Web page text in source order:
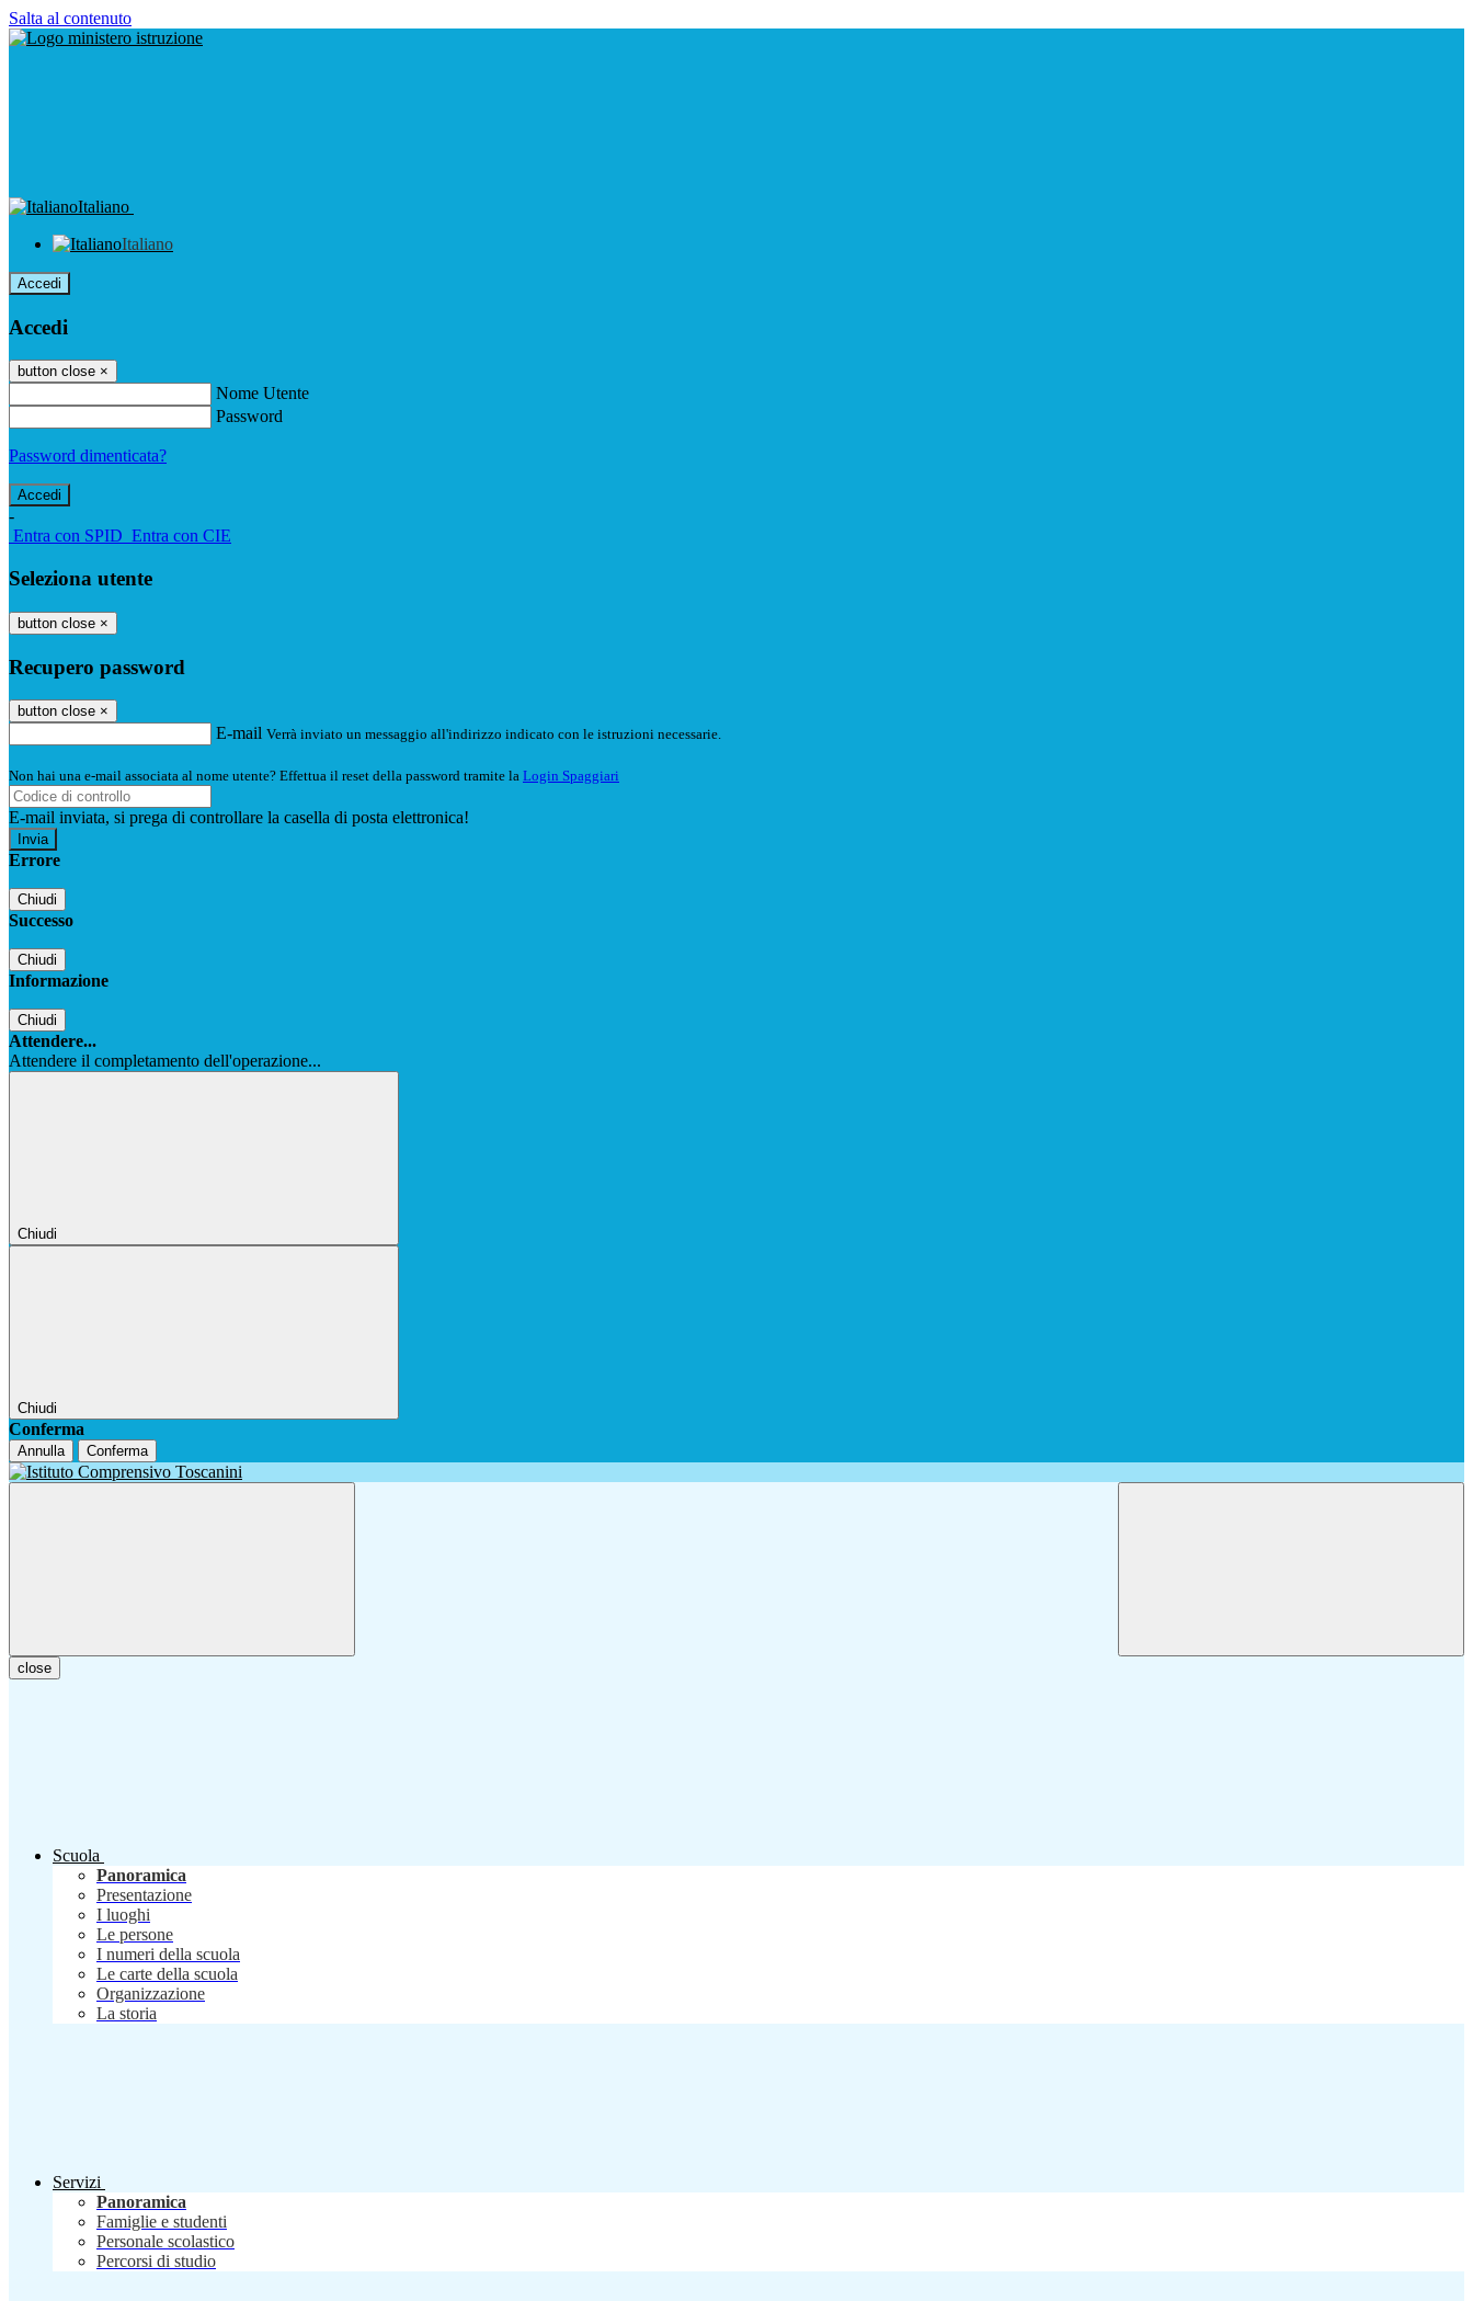
Salta al contenuto
Italiano
Italiano
Accedi
Accedi
button close ×
Nome Utente
Password
Password dimenticata?
-
Entra con SPID Entra con CIE
Seleziona utente
button close ×
Recupero password
button close ×
E-mail Verrà inviato un messaggio all'indirizzo indicato con le istruzioni necessarie.
Non hai una e-mail associata al nome utente? Effettua il reset della password tramite la Login Spaggiari
E-mail inviata, si prega di controllare la casella di posta elettronica!
Errore
Chiudi
Successo
Chiudi
Informazione
Chiudi
Attendere...
Attendere il completamento dell'operazione...
Chiudi
Chiudi
Conferma
Annulla Conferma
close
Scuola
Panoramica
Presentazione
I luoghi
Le persone
I numeri della scuola
Le carte della scuola
Organizzazione
La storia
Servizi
Panoramica
Famiglie e studenti
Personale scolastico
Percorsi di studio